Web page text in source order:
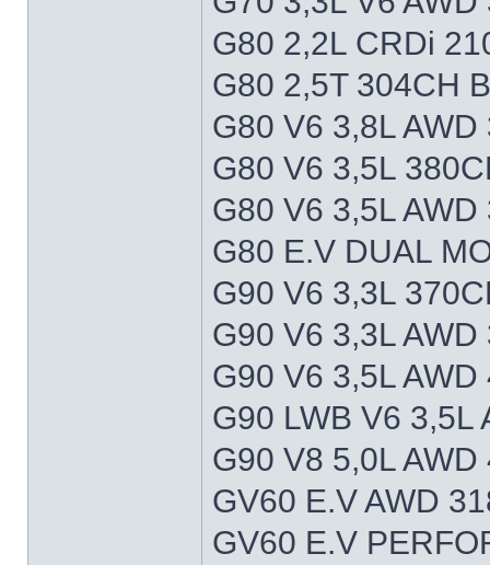
G80 2,2L CRDi
G80 2,5T 304CH
G80 V6 3,8L
G80 V6 3,5L
G80 V6 3,5L
G80 E.V DUAL
G90 V6 3,3L
G90 V6 3,3L
G90 V6 3,5L
G90 LWB V6 3,5L
G90 V8 5,0L
GV60 E.V AWD
GV60 E.V